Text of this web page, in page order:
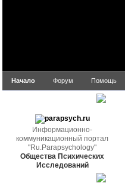
Начало Форум Помощь
Информационно-
коммуникационный портал
"Ru.Parapsychology"
Общества Психических
Исследований